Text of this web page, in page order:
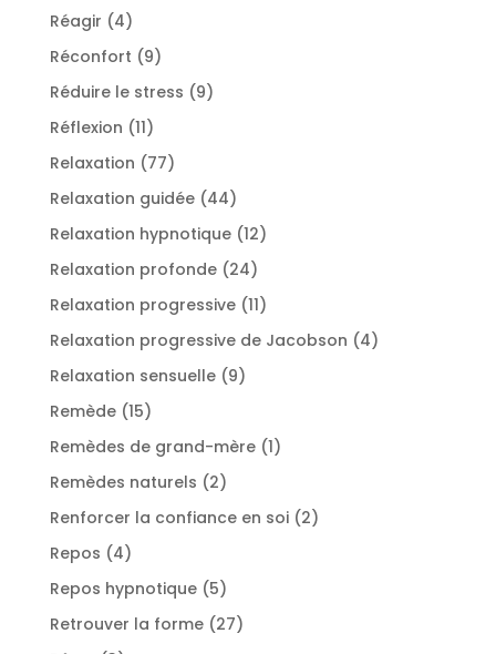
Réagir 44
produits
Réconfort 99
produits
Réduire le stress 99
Réflexion 1111
produits
Relaxation 7777
produits
Relaxation guidée 4444
produits
Relaxation hypnotique 1212
Relaxation profonde 2424
produits
Relaxation progressive 1111
produits
Relaxation progressive de Jacobson 44
Relaxation sensuelle 99
Remède 1515
produits
Remèdes de grand-mère 11
Remèdes naturels 22
produits
Renforcer la confiance en soi 22
Repos 44
produits
Repos hypnotique 55
produits
Retrouver la forme 2727